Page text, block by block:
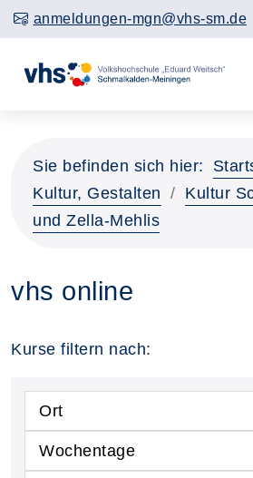
anmeldungen-mgn@vhs-sm.de
Sie befinden sich hier:
Kultur, Gestalten
Kultur
und Zella-Mehlis
vhs online
Kurse filtern nach:
Ort
Wochentage